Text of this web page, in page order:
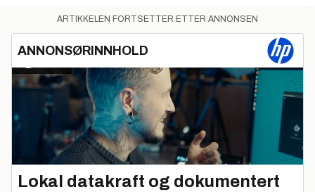
ARTIKKELEN FORTSETTER ETTER ANNONSEN
ANNONSØRINNHOLD
Lokal datakraft og dokumentert